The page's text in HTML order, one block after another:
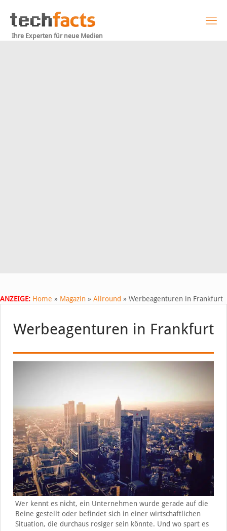
Ihre Experten für neue Medien
ANZEIGE: Home » Magazin » Allround » Werbeagenturen in Frankfurt
Werbeagenturen in Frankfurt
Wer kennt es nicht, ein Unternehmen wurde gerade auf die
Beine gestellt oder befindet sich in einer wirtschaftlichen
Situation, die durchaus rosiger sein könnte. Und wo spart es